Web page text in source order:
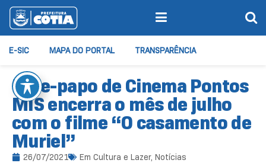
E-SIC MAPA DO PORTAL TRANSPARÊNCIA
Bate-papo de Cinema Pontos
MIS encerra o mês de julho
com o filme “O casamento de
Muriel”
26/07/2021 Em Cultura e Lazer, Notícias